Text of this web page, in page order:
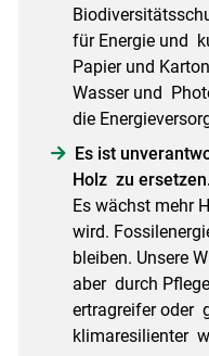
für Energie und
Papier und
Wasser und
die
Es ist
Holz zu
Es wächst mehr
wird.
bleiben. Unsere
aber durch
ertragreifer oder
klimaresilienter